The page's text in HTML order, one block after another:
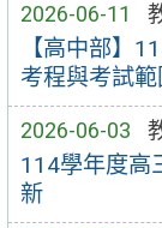
2026-06-11
【高中部】
考程與考試範
2026-06-03
114學年度高
新